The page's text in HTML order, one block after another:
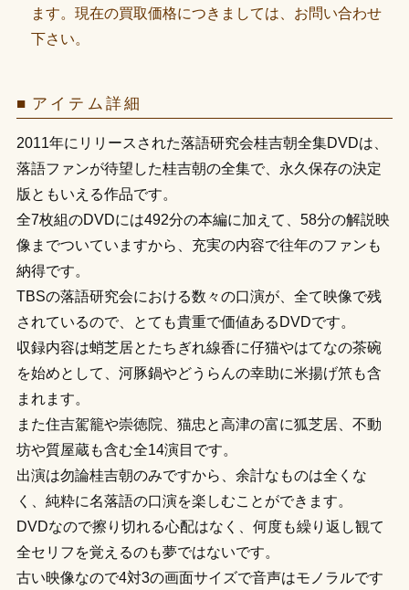
ます。現在の買取価格につきましては、お問い合わせ
下さい。
アイテム詳細
2011年にリリースされた落語研究会桂吉朝全集DVDは、
落語ファンが待望した桂吉朝の全集で、永久保存の決定
版ともいえる作品です。
全7枚組のDVDには492分の本編に加えて、58分の解説映
像までついていますから、充実の内容で往年のファンも
納得です。
TBSの落語研究会における数々の口演が、全て映像で残
されているので、とても貴重で価値あるDVDです。
収録内容は蛸芝居とたちぎれ線香に仔猫やはてなの茶碗
を始めとして、河豚鍋やどうらんの幸助に米揚げ笊も含
まれます。
また住吉駕籠や崇徳院、猫忠と高津の富に狐芝居、不動
坊や質屋蔵も含む全14演目です。
出演は勿論桂吉朝のみですから、余計なものは全くな
く、純粋に名落語の口演を楽しむことができます。
DVDなので擦り切れる心配はなく、何度も繰り返し観て
全セリフを覚えるのも夢ではないです。
古い映像なので4対3の画面サイズで音声はモノラルです